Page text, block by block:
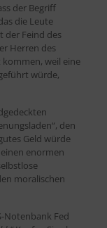
der Begriff
die Leute
der Feind des
Herren des
kommen, weil eine
würde,
den
Geld würde
enormen
moralischen
Notenbank Fed